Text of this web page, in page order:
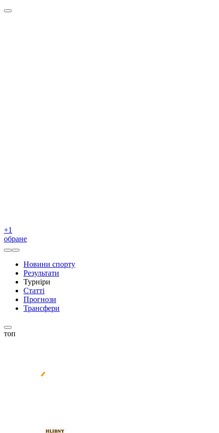
+1
обране
Новини спорту
Результати
Турніри
Статті
Прогнози
Трансфери
топ